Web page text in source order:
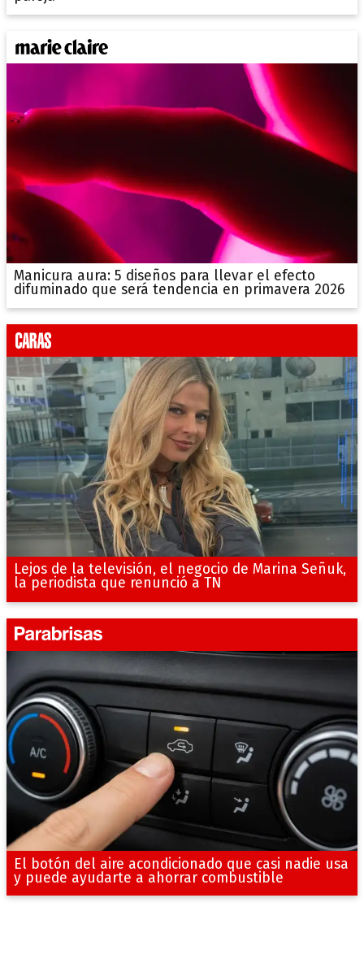
Manicura aura: 5 diseños para llevar el efecto
difuminado que será tendencia en primavera 2026
Lejos de la televisión, el negocio de Marina Señuk,
la periodista que renunció a TN
El botón del aire acondicionado que casi nadie usa
y puede ayudarte a ahorrar combustible